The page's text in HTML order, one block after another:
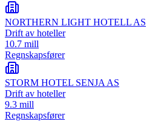
NORTHERN LIGHT HOTELL AS
Drift av hoteller
10.7 mill
Regnskapsfører
STORM HOTEL SENJA AS
Drift av hoteller
9.3 mill
Regnskapsfører